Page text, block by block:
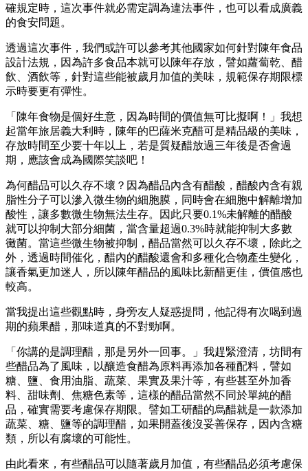
確規定時，這次事件就必需定調為違法事件，也可以看成廣義
的食安問題。
透過這次事件，我們或許可以參考其他國家如何針對陳年食品
設計法規，因為許多食品本就可以陳年存放，譬如蘿蔔乾、醋
飲、酒飲等，針對這些能被歲月加值的美味，規範保存期限標
示時要更有彈性。
「陳年食物是個好生意，因為時間的價值無可比擬啊！」我想
起當年旅居義大利時，陳年的巴薩米克醋可是精品級的美味，
存放時間至少要十年以上，若是質疑醋放過三年後是否會過
期，應該會成為國際笑談吧！
為何醋品可以久存不壞？因為醋品內含有醋酸，醋酸內含有親
脂性分子可以滲入微生物的細胞膜，同時會在細胞中解離增加
酸性，讓多數微生物無法生存。因此只要0.1%未解離的醋酸
就可以抑制大部分細菌，當含量超過0.3%時就能抑制大多數
黴菌。當這些微生物被抑制，醋品當然可以久存不壞，除此之
外，透過時間催化，醋內的醋酸還會和多種化合物產生變化，
讓香氣更加迷人，所以陳年醋品的風味比新醋更佳，價值感也
較高。
當我提出這些觀點時，身旁友人疑惑提問，他記得有次喝到過
期的蘋果醋，那味道真的不對勁啊。
「你講的是調理醋，那是另外一回事。」我趕緊澄清，坊間有
些醋品為了風味，以釀造食醋為原料再添加各種配料，譬如
糖、鹽、食用油脂、蔬菜、果實及果汁等，有些甚至外加香
料、甜味劑、焦糖色素等，這樣的醋品當然不同於單純的醋
品，確實需要考慮保存期限。譬如工研醋的烏醋就是一款添加
蔬菜、糖、鹽等的調理醋，如果開蓋後沒妥善保存，因內含糖
類，所以有腐壞的可能性。
由此看來，有些醋品可以隨著歲月加值，有些醋品必須考慮保